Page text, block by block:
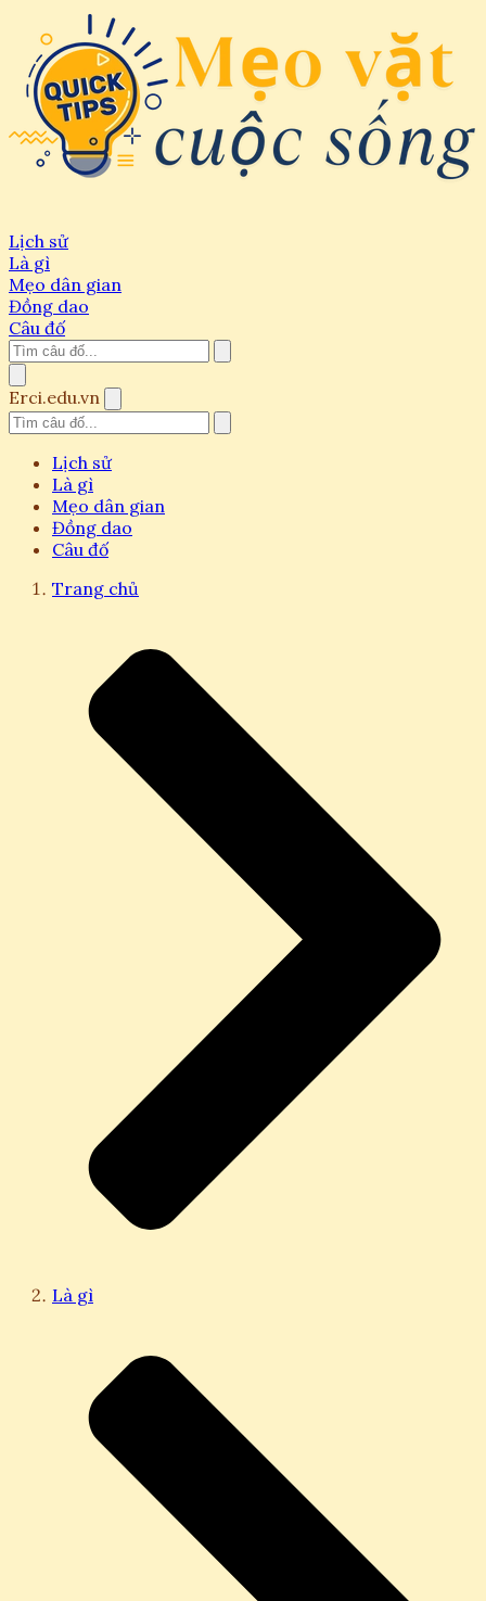
Lịch sử
Là gì
Mẹo dân gian
Đồng dao
Câu đố
Erci.edu.vn
Lịch sử
Là gì
Mẹo dân gian
Đồng dao
Câu đố
Trang chủ
Là gì